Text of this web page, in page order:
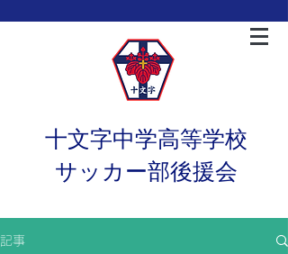
十文字中学高等学校
サッカー部後援会
記事